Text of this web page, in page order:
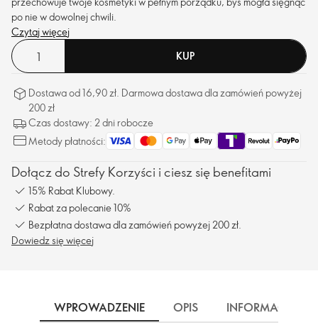
po nie w dowolnej chwili.
Czytaj więcej
KUP
Dostawa od 16,90 zł. Darmowa dostawa dla zamówień powyżej
200 zł
Czas dostawy: 2 dni robocze
Metody płatności:
Dołącz do Strefy Korzyści i ciesz się benefitami
15% Rabat Klubowy.
Rabat za polecanie 10%
Bezpłatna dostawa dla zamówień powyżej 200 zł.
Dowiedz się więcej
WPROWADZENIE OPIS INFORMACJA